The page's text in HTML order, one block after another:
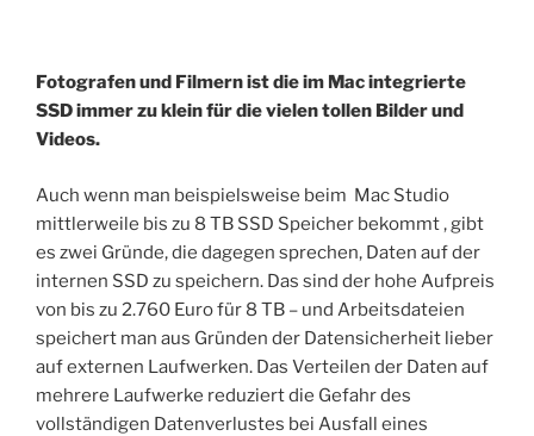
Fotografen und Filmern ist die im Mac integrierte
SSD immer zu klein für die vielen tollen Bilder und
Videos.
Auch wenn man beispielsweise beim Mac Studio
mittlerweile bis zu 8 TB SSD Speicher bekommt , gibt
es zwei Gründe, die dagegen sprechen, Daten auf der
internen SSD zu speichern. Das sind der hohe Aufpreis
von bis zu 2.760 Euro für 8 TB – und Arbeitsdateien
speichert man aus Gründen der Datensicherheit lieber
auf externen Laufwerken. Das Verteilen der Daten auf
mehrere Laufwerke reduziert die Gefahr des
vollständigen Datenverlustes bei Ausfall eines